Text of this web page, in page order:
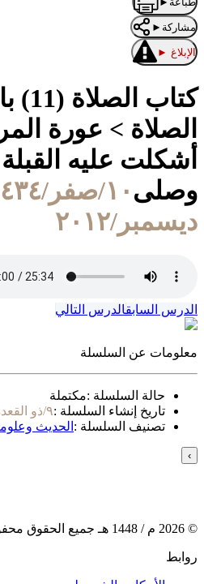
مشاركة ►
الإبلاغ ►
الصلاة > عورة
أشكلت عليه
وصلى
ديسمبر/٢٠١٢
الدرس السابقالدرس التالي
معلومات عن السلسلة
حالة السلسلة :مكتملة
تاريخ إنشاء السلسلة :٩/ذو القعدة/١٤٣٨
تصنيف السلسلة : الحديث
›
©
2026 م / 1448 هـ جميع الحقوق
روابط